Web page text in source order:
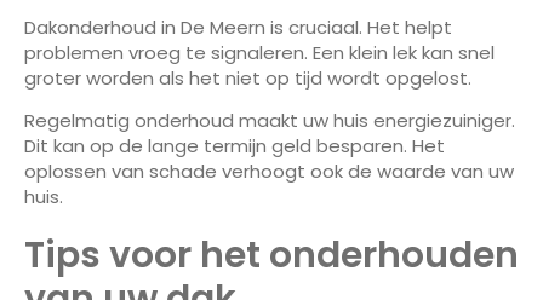
Dakonderhoud in De Meern is cruciaal. Het helpt
problemen vroeg te signaleren. Een klein lek kan snel
groter worden als het niet op tijd wordt opgelost.
Regelmatig onderhoud maakt uw huis energiezuiniger.
Dit kan op de lange termijn geld besparen. Het
oplossen van schade verhoogt ook de waarde van uw
huis.
Tips voor het onderhouden